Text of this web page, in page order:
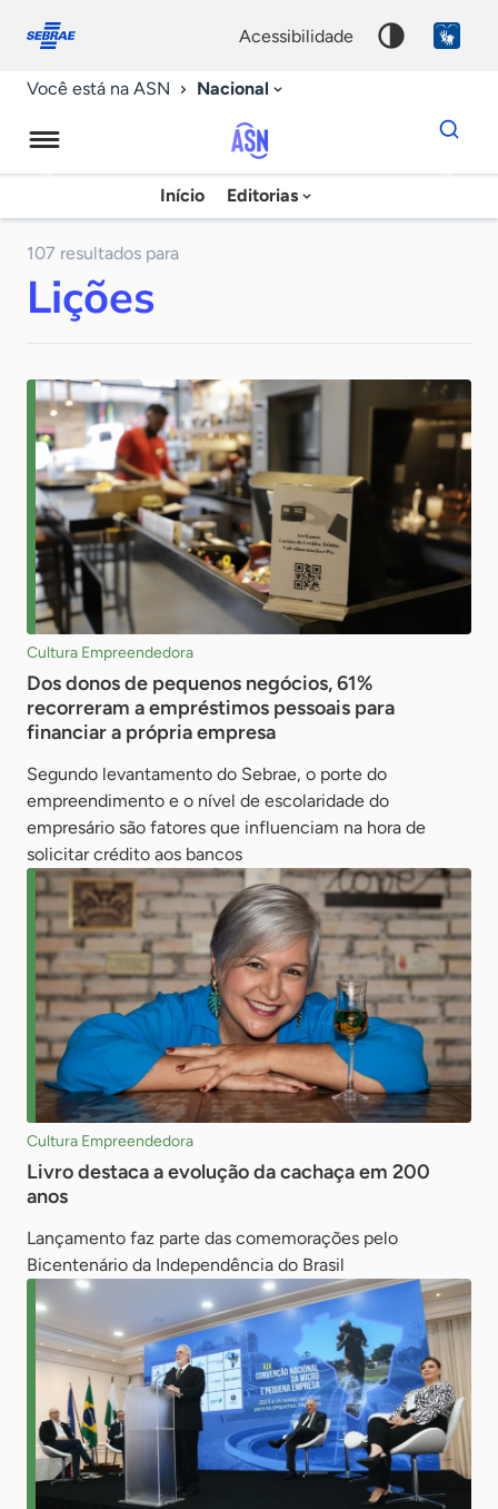
conosco
acessibilidade
Você está na ASN Nacional
Agência
Sebrae
Início Editorias
Dados
para
chave
107 resultados para
Lições
Cultura Empreendedora
Dos donos de pequenos negócios, 61%
recorreram a empréstimos pessoais para
financiar a própria empresa
Segundo levantamento do Sebrae, o porte do
empreendimento e o nível de escolaridade do
empresário são fatores que influenciam na hora de
solicitar crédito aos bancos
Cultura Empreendedora
Livro destaca a evolução da cachaça em 200
anos
Lançamento faz parte das comemorações pelo
Bicentenário da Independência do Brasil